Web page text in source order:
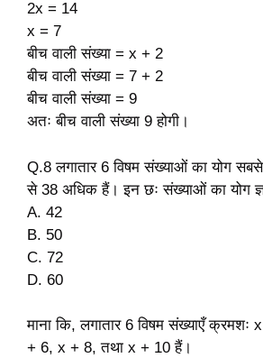
2x = 14
x = 7
बीच वाली संख्या = x + 2
बीच वाली संख्या = 7 + 2
बीच वाली संख्या = 9
अतः बीच वाली संख्या 9 होगी।
Q.8 लगातार 6 विषम संख्याओं का योग
से 38 अधिक हैं। इन छः संख्याओं का योग
A. 42
B. 50
C. 72
D. 60
माना कि, लगातार 6 विषम संख्याएँ
+ 6, x + 8, तथा x + 10 हैं।